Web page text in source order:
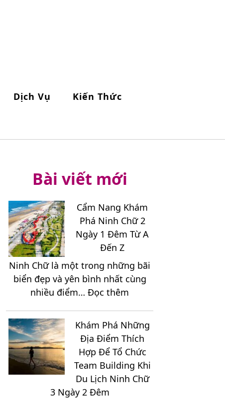
Dịch Vụ Kiến Thức
Bài viết mới
Cẩm Nang Khám
Phá Ninh Chữ 2
Ngày 1 Đêm Từ A
Đến Z
Ninh Chữ là một trong những bãi
biển đẹp và yên bình nhất cùng
nhiều điểm… Đọc thêm
Nang
Khám
Phá
Ninh
Chữ
2
Khám Phá Những
Địa Điểm Thích
Hợp Để Tổ Chức
Team Building Khi
Du Lịch Ninh Chữ
3 Ngày 2 Đêm